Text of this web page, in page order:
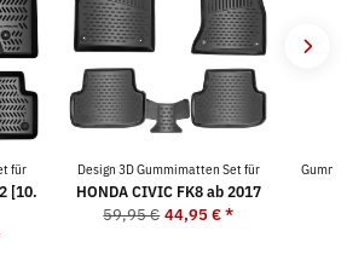
für
[10.
Design 3D Gummimatten Set für
HONDA CIVIC FK8 ab 2017
59,95 € 44,95 €*